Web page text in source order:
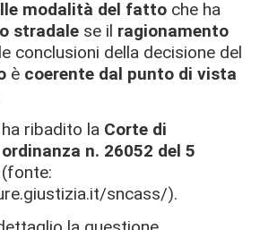
modalità del fatto che ha
stradale se il ragionamento
conclusioni della decisione del
è coerente dal punto di vista
ribadito la Corte di
n. 26052 del 5
(fonte:
sncass/).